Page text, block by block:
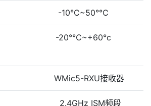
-10°C~50°℃
-20°℃~+60°c
WMic5-RXU接收器
2.4GHz ISM频段